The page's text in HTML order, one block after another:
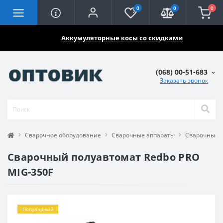
Аккумуляторные косы со скидками
0 0 0
(068) 00-51-683
Заказать звонок
Сварочное оборудование Сварочные аппараты Сварочные
Сварочный полуавтомат Redbo PRO
MIG-350F
Популярный